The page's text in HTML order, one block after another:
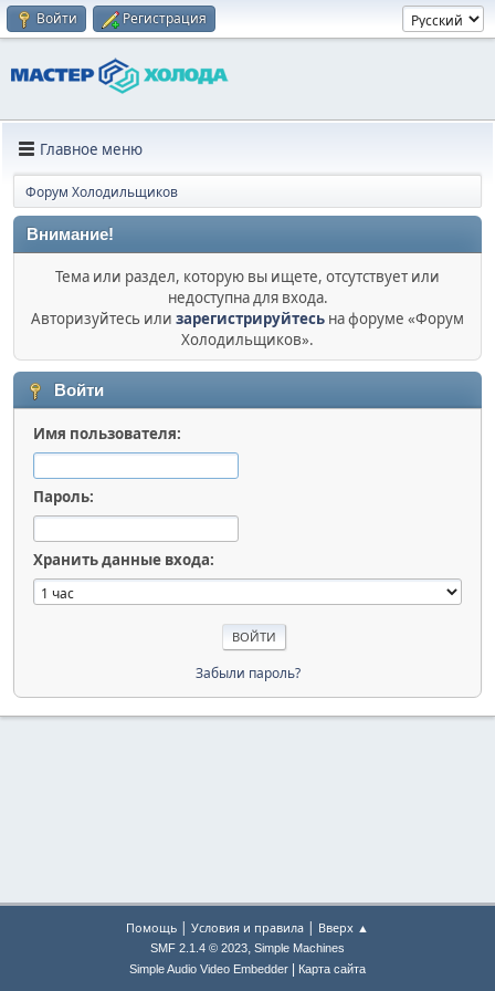
Войти Регистрация
Главное меню
Форум Холодильщиков
Внимание!
Тема или раздел, которую вы ищете, отсутствует или
недоступна для входа.
Авторизуйтесь или зарегистрируйтесь на форуме «Форум
Холодильщиков».
Войти
Имя пользователя:
Пароль:
Хранить данные входа:
Забыли пароль?
Помощь | Условия и правила | Вверх ▲
SMF 2.1.4 © 2023, Simple Machines
Simple Audio Video Embedder
Карта сайта